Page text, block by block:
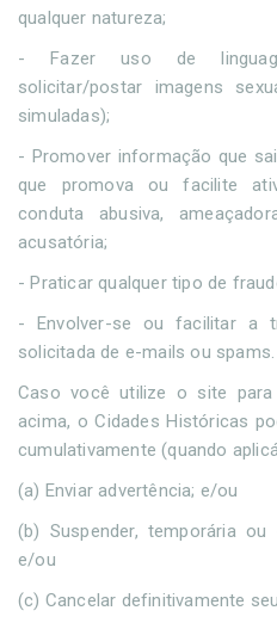
qualquer natureza;
- Fazer uso de
solicitar/postar imagens
simuladas);
- Promover informação que
que promova ou facilite
conduta abusiva,
acusatória;
- Praticar qualquer tipo de
- Envolver-se ou facilitar a
solicitada de e-mails ou spams.
Caso você utilize o site
acima, o Cidades Históricas
cumulativamente (quando
(a) Enviar advertência; e/ou
(b) Suspender, temporária
e/ou
(c) Cancelar definitivamente